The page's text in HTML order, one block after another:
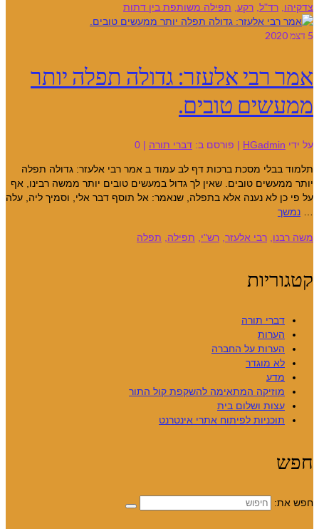
צדקיהו, רד"ל, רקע, תפילה משותפת בין דתות
5דצמ 2020
אמר רבי אלעזר: גדולה תפלה יותר
ממעשים טובים.
על ידי HGadmin
| פורסם ב: דברי תורה |
0
תלמוד בבלי מסכת ברכות דף לב עמוד ב אמר רבי אלעזר: גדולה תפלה
יותר ממעשים טובים. שאין לך גדול במעשים טובים יותר ממשה רבינו, אף
על פי כן לא נענה אלא בתפלה, שנאמר: אל תוסף דבר אלי, וסמיך ליה, עלה
… נמשך
משה רבנו, רבי אלעזר, רש"י, תפילה, תפלה
קטגוריות
דברי תורה
הערות
הערות על החברה
לא מוגדר
מדע
מוזיקה המתאימה להשקפת קול התור
עצות ושלום בית
תוכניות לפיתוח אתרי אינטרנט
חפש
חפש את: